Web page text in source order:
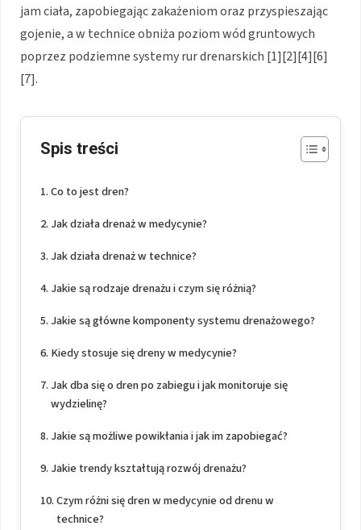
jam ciała, zapobiegając zakażeniom oraz przyspieszając
gojenie, a w technice obniża poziom wód gruntowych
poprzez podziemne systemy rur drenarskich [1][2][4][6]
[7].
Spis treści
Co to jest dren?
Jak działa drenaż w medycynie?
Jak działa drenaż w technice?
Jakie są rodzaje drenażu i czym się różnią?
Jakie są główne komponenty systemu drenażowego?
Kiedy stosuje się dreny w medycynie?
Jak dba się o dren po zabiegu i jak monitoruje się
wydzielinę?
Jakie są możliwe powikłania i jak im zapobiegać?
Jakie trendy kształtują rozwój drenażu?
Czym różni się dren w medycynie od drenu w
technice?